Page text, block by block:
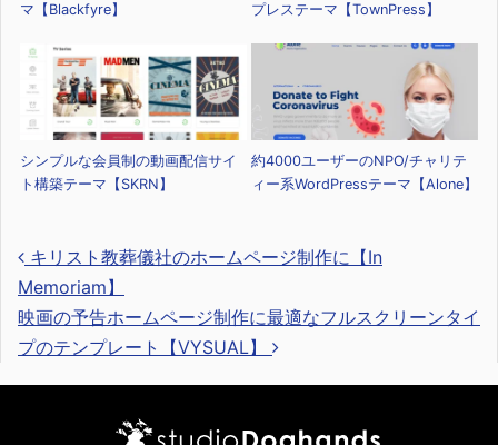
マ【Blackfyre】
プレステーマ【TownPress】
シンプルな会員制の動画配信サイ
ト構築テーマ【SKRN】
約4000ユーザーのNPO/チャリテ
ィー系WordPressテーマ【Alone】
投稿ナビゲーション
キリスト教葬儀社のホームページ制作に【In
Memoriam】
映画の予告ホームページ制作に最適なフルスクリーンタイ
プのテンプレート【VYSUAL】